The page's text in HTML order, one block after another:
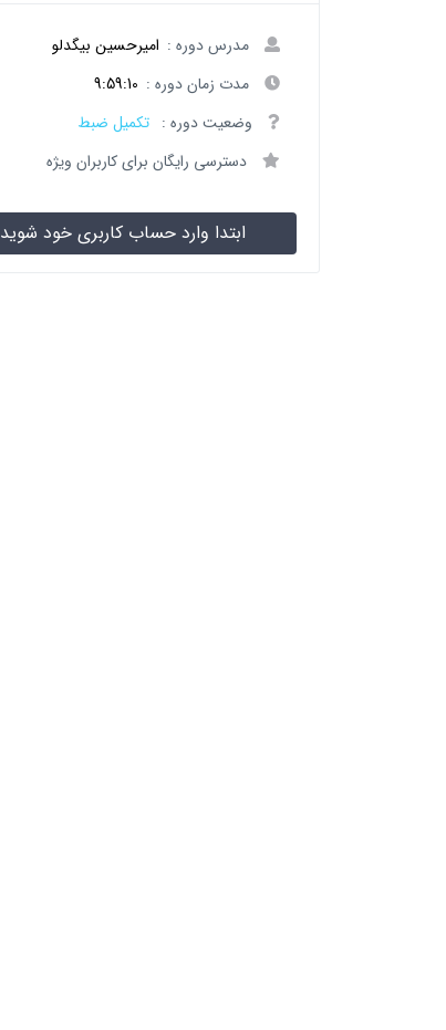
مدرس دوره : امیرحسین بیگدلو
مدت زمان دوره : 9:59:10
وضعیت دوره : تکمیل ضبط
دسترسی رایگان برای کاربران ویژه
ابتدا وارد حساب کاربری خود شوید